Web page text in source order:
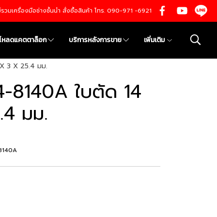
มเครื่องมือช่างชั้นนำ สั่งซื้อสินค้า โทร. 090-971 -6921
หลดแคตตาล็อก บริการหลังการขาย เพิ่มเติม
3 X 25.4 มม.
ใบตัด 14
มม.